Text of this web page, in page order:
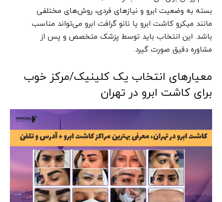
بسته به وضعیت ابرو و نیازهای فردی، روش‌های مختلفی
مانند میکرو کاشت ابرو یا نانو گرافت ابرو می‌تواند مناسب
باشد. این انتخاب باید توسط پزشک متخصص و پس از
مشاوره دقیق صورت گیرد.
معیارهای انتخاب یک کلینیک/مرکز خوب
برای کاشت ابرو در تهران